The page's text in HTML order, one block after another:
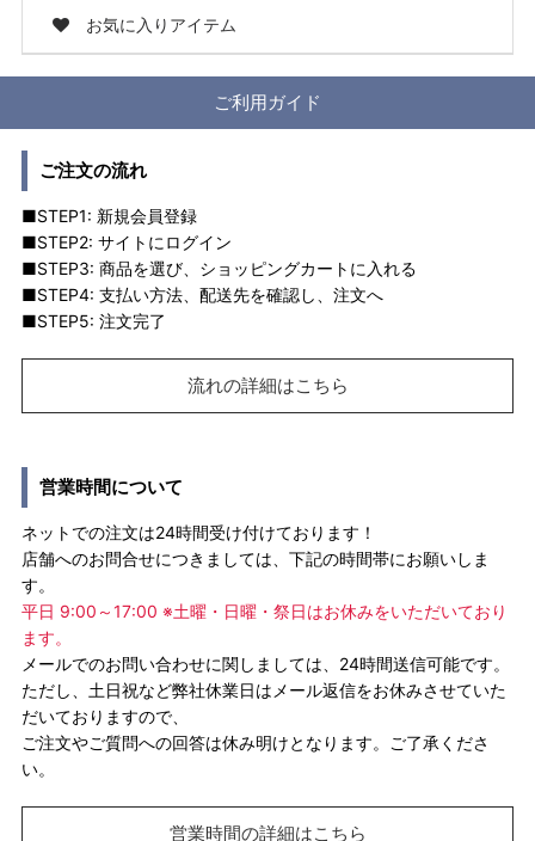
お気に入りアイテム
ご利用ガイド
ご注文の流れ
■STEP1: 新規会員登録
■STEP2: サイトにログイン
■STEP3: 商品を選び、ショッピングカートに入れる
■STEP4: 支払い方法、配送先を確認し、注文へ
■STEP5: 注文完了
流れの詳細はこちら
営業時間について
ネットでの注文は24時間受け付けております！
店舗へのお問合せにつきましては、下記の時間帯にお願いしま
す。
平日 9:00～17:00 ※土曜・日曜・祭日はお休みをいただいており
ます。
メールでのお問い合わせに関しましては、24時間送信可能です。
ただし、土日祝など弊社休業日はメール返信をお休みさせていた
だいておりますので、
ご注文やご質問への回答は休み明けとなります。ご了承くださ
い。
営業時間の詳細はこちら